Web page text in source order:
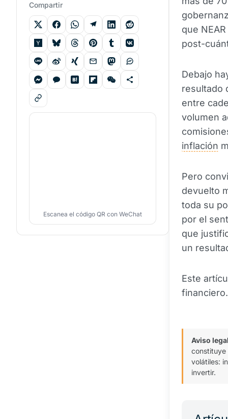
que
post-
Debajo
resultado
entre
volumen
inflación
Pero
devuelto
toda su
por el
que
un
Este
financiero.
Aviso
constituye
volátiles:
invertir.
Compartir
Escanea el código QR con WeChat